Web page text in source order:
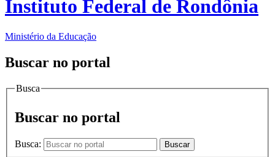
Instituto Federal de Rondônia
Ministério da Educação
Buscar no portal
Busca
Buscar no portal
Busca: Buscar